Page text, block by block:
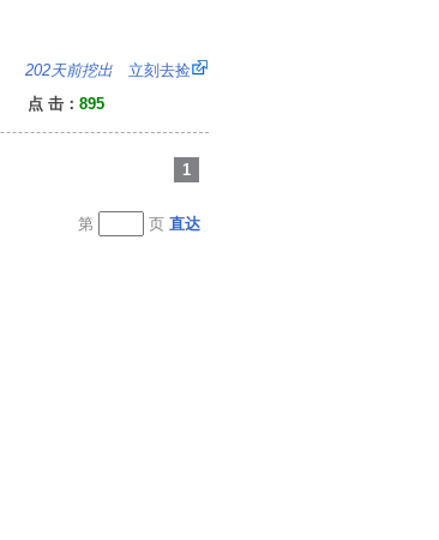
202天前挖出 立刻去捡
点 击： 895
1
第 页 直达